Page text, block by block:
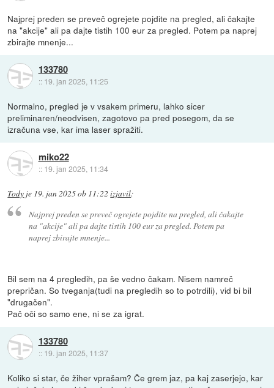
Najprej preden se preveč ogrejete pojdite na pregled, ali čakajte
na "akcije" ali pa dajte tistih 100 eur za pregled. Potem pa naprej
zbirajte mnenje...
133780
:: 19. jan 2025, 11:25
Normalno, pregled je v vsakem primeru, lahko sicer
preliminaren/neodvisen, zagotovo pa pred posegom, da se
izračuna vse, kar ima laser spražiti.
miko22
:: 19. jan 2025, 11:34
Tody je 19. jan 2025 ob 11:22 izjavil:
Najprej preden se preveč ogrejete pojdite na pregled, ali čakajte
na "akcije" ali pa dajte tistih 100 eur za pregled. Potem pa
naprej zbirajte mnenje...
Bil sem na 4 pregledih, pa še vedno čakam. Nisem namreč
prepričan. So tveganja(tudi na pregledih so to potrdili), vid bi bil
"drugačen".
Pač oči so samo ene, ni se za igrat.
133780
:: 19. jan 2025, 11:37
Koliko si star, če žiher vprašam? Če grem jaz, pa kaj zaserjejo, kar